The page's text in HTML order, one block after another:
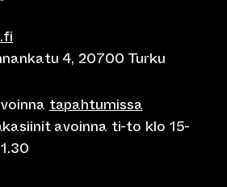
4, 20700 Turku
tapahtumissa
avoinna ti-to klo 15-